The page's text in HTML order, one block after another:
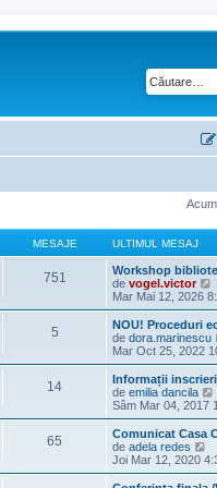
MESAJE ULTIMUL MESAJ
751
Workshop
de vogel.victor
i
l
i
u
l
j
Mar Mai 12, 2026
5
NOU! Proceduri
de dora.marinescu
Mar Oct 25, 2022
14
Informații
de emilia dancila
i
l
i
Sâm Mar 04, 2017
65
Comunicat Casa
de adela redes
e
z
i
Joi Mar 12, 2020